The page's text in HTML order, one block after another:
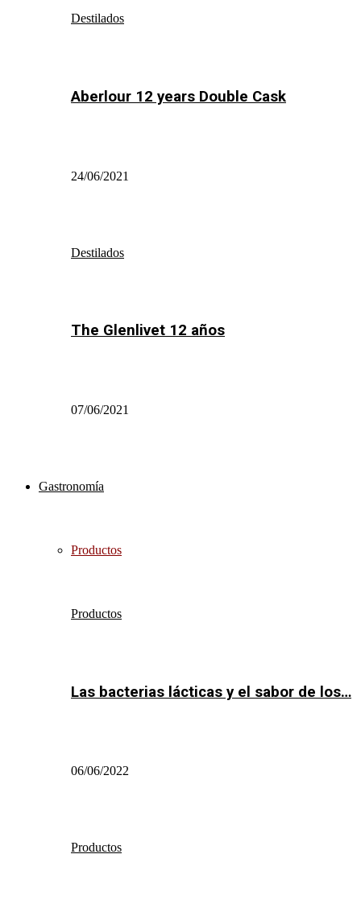
Destilados
Aberlour 12 years Double Cask
24/06/2021
Destilados
The Glenlivet 12 años
07/06/2021
Gastronomía
Productos
Productos
Las bacterias lácticas y el sabor de los…
06/06/2022
Productos